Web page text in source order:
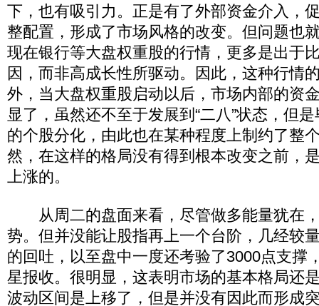
下，也有吸引力。正是有了外部资金介入，
整配置，形成了市场风格的改变。但问题也
现在银行等大盘权重股的行情，更多是出于
因，而非高成长性所驱动。因此，这种行情
外，当大盘权重股启动以后，市场内部的资
显了，虽然还不至于发展到“二八”状态，但
的个股分化，由此也在某种程度上制约了整
然，在这样的格局没有得到根本改变之前，
上涨的。
从周二的盘面来看，尽管做多能量犹在
势。但并没能让股指再上一个台阶，几经较
的回吐，以至盘中一度还考验了3000点支撑
星报收。很明显，这表明市场的基本格局还
波动区间是上移了，但是并没有因此而形成